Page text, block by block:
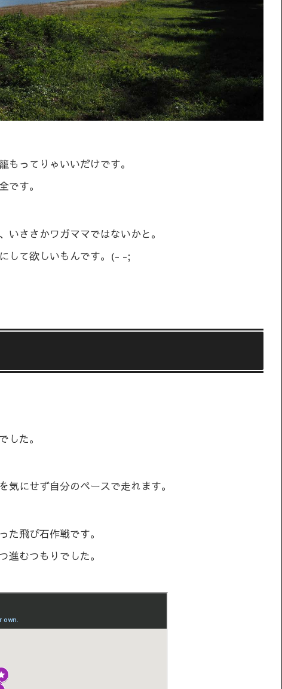
ってりゃいいだけです。
です。
ささかワガママではないかと。
して欲しいもんです。(- -;
した。
にせず自分のペースで走れます。
飛び石作戦です。
むつもりでした。